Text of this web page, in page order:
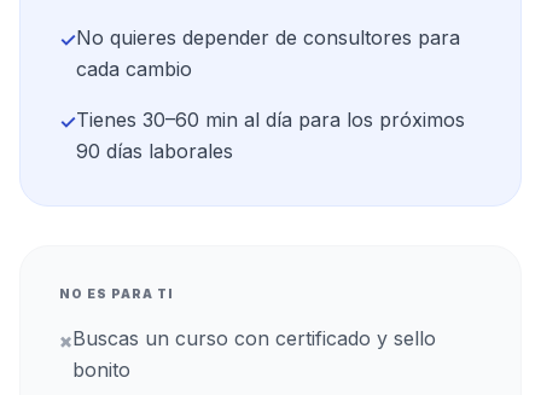
✓No quieres depender de consultores para
cada cambio
✓Tienes 30–60 min al día para los próximos
90 días laborales
NO ES PARA TI
×Buscas un curso con certificado y sello
bonito